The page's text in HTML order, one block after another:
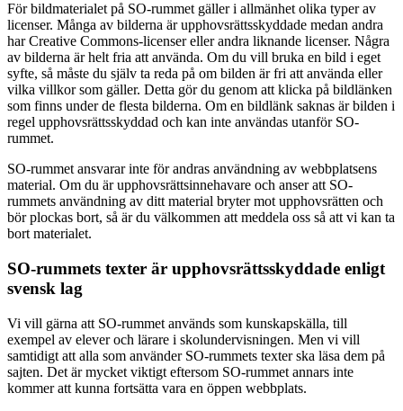
För bildmaterialet på SO-rummet gäller i allmänhet olika typer av
licenser. Många av bilderna är upphovsrättsskyddade medan andra
har Creative Commons-licenser eller andra liknande licenser. Några
av bilderna är helt fria att använda. Om du vill bruka en bild i eget
syfte, så måste du själv ta reda på om bilden är fri att använda eller
vilka villkor som gäller. Detta gör du genom att klicka på bildlänken
som finns under de flesta bilderna. Om en bildlänk saknas är bilden i
regel upphovsrättsskyddad och kan inte användas utanför SO-
rummet.
SO-rummet ansvarar inte för andras användning av webbplatsens
material. Om du är upphovsrättsinnehavare och anser att SO-
rummets användning av ditt material bryter mot upphovsrätten och
bör plockas bort, så är du välkommen att meddela oss så att vi kan ta
bort materialet.
SO-rummets texter är upphovsrättsskyddade enligt
svensk lag
Vi vill gärna att SO-rummet används som kunskapskälla, till
exempel av elever och lärare i skolundervisningen. Men vi vill
samtidigt att alla som använder SO-rummets texter ska läsa dem på
sajten. Det är mycket viktigt eftersom SO-rummet annars inte
kommer att kunna fortsätta vara en öppen webbplats.